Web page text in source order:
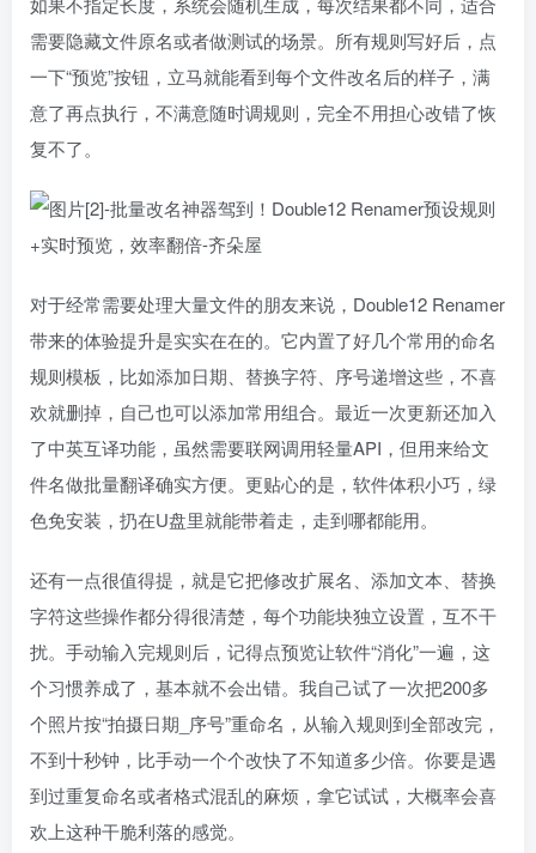
需要隐藏文件原名或者做测试的场景。所有规则写好后，点
一下“预览”按钮，立马就能看到每个文件改名后的样子，满
意了再点执行，不满意随时调规则，完全不用担心改错了恢
复不了。
对于经常需要处理大量文件的朋友来说，Double12 Renamer
带来的体验提升是实实在在的。它内置了好几个常用的命名
规则模板，比如添加日期、替换字符、序号递增这些，不喜
欢就删掉，自己也可以添加常用组合。最近一次更新还加入
了中英互译功能，虽然需要联网调用轻量API，但用来给文
件名做批量翻译确实方便。更贴心的是，软件体积小巧，绿
色免安装，扔在U盘里就能带着走，走到哪都能用。
还有一点很值得提，就是它把修改扩展名、添加文本、替换
字符这些操作都分得很清楚，每个功能块独立设置，互不干
扰。手动输入完规则后，记得点预览让软件“消化”一遍，这
个习惯养成了，基本就不会出错。我自己试了一次把200多
个照片按“拍摄日期_序号”重命名，从输入规则到全部改完，
不到十秒钟，比手动一个个改快了不知道多少倍。你要是遇
到过重复命名或者格式混乱的麻烦，拿它试试，大概率会喜
欢上这种干脆利落的感觉。